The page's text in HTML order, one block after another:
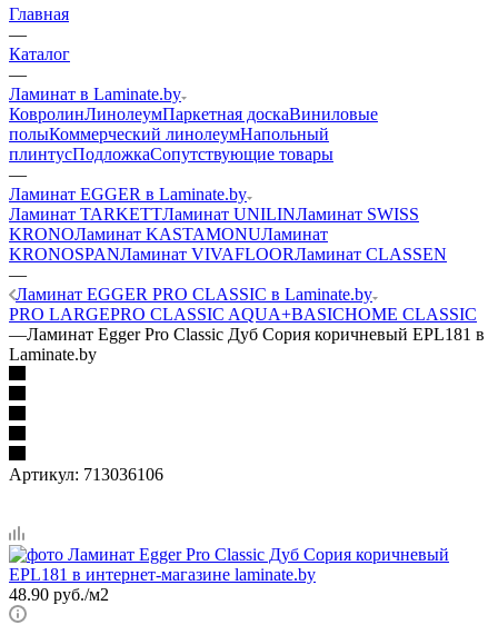
Главная
—
Каталог
—
Ламинат в Laminate.by
КовролинЛинолеумПаркетная доскаВиниловые
полыКоммерческий линолеумНапольный
плинтусПодложкаСопутствующие товары
—
Ламинат EGGER в Laminate.by
Ламинат TARKETTЛаминат UNILINЛаминат SWISS
KRONOЛаминат KASTAMONUЛаминат
KRONOSPANЛаминат VIVAFLOORЛаминат CLASSEN
—
Ламинат EGGER PRO CLASSIC в Laminate.by
PRO LARGEPRO CLASSIC AQUA+BASICHOME CLASSIC
—Ламинат Egger Pro Classic Дуб Сория коричневый EPL181 в
Laminate.by
Артикул: 713036106
48.90 руб./м2